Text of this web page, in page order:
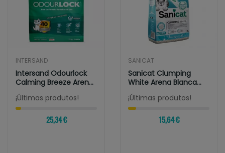
INTERSAND
Intersand Odourlock
Calming Breeze Arena
Aglomerante...
¡Últimas produtos!
25,34 €
SANICAT
Sanicat Clumping
White Arena Blanca
Aglomerante Para...
¡Últimas produtos!
15,64 €